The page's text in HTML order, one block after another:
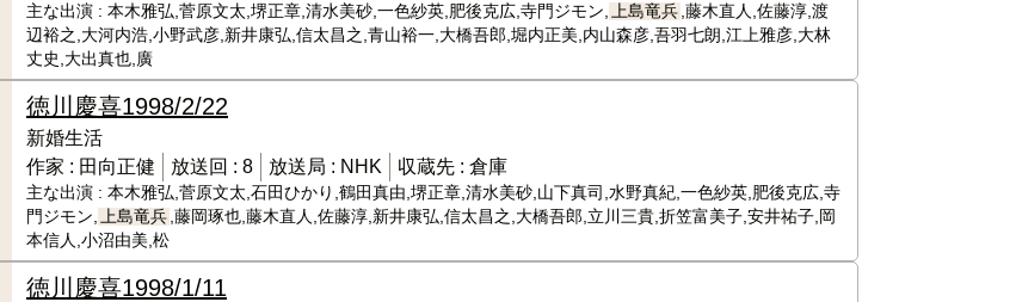
主な出演 : 本木雅弘,菅原文太,堺正章,清水美砂,一色紗英,肥後克広,寺門ジモン, 上島竜兵 ,藤木直人,佐藤淳,渡
辺裕之,大河内浩,小野武彦,新井康弘,信太昌之,青山裕一,大橋吾郎,堀内正美,内山森彦,吾羽七朗,江上雅彦,大林
丈史,大出真也,廣
徳川慶喜1998/2/22
新婚生活
作家 : 田向正健 放送回 : 8 放送局 : NHK 収蔵先 : 倉庫
主な出演 : 本木雅弘,菅原文太,石田ひかり,鶴田真由,堺正章,清水美砂,山下真司,水野真紀,一色紗英,肥後克広,寺
門ジモン,
上島竜兵 ,藤岡琢也,藤木直人,佐藤淳,新井康弘,信太昌之,大橋吾郎,立川三貴,折笠富美子,安井祐子,岡
本信人,小沼由美,松
徳川慶喜1998/1/11